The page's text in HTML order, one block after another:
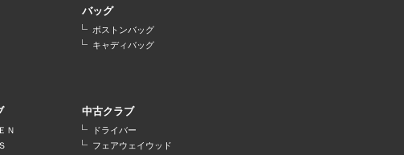
バッグ
ボストンバッグ
キャディバッグ
Ｎ
中古クラブ
ドライバー
フェアウェイウッド